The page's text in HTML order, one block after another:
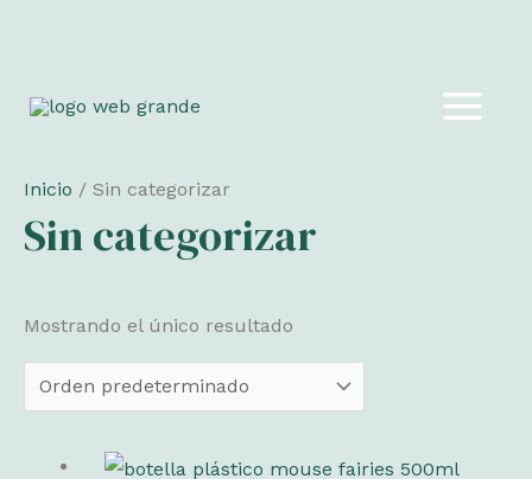
MAIN
Inicio / Sin categorizar
Sin categorizar
Mostrando el único resultado